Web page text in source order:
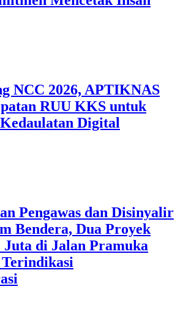
NCC 2026, APTIKNAS
RUU KKS untuk
Digital
Pengawas dan Disinyalir
Bendera, Dua Proyek
Juta di Jalan Pramuka
Terindikasi